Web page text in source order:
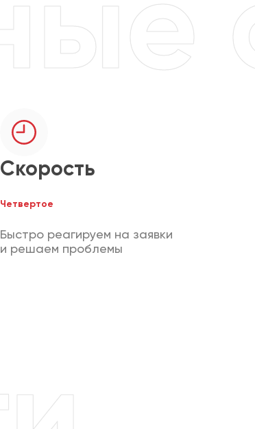
Скорость
Четвертое
Быстро реагируем на заявки
и решаем проблемы